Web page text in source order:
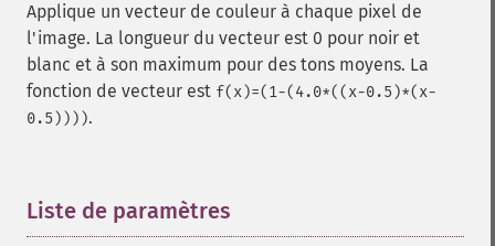
Applique un vecteur de couleur à chaque pixel de
l'image. La longueur du vecteur est 0 pour noir et
blanc et à son maximum pour des tons moyens. La
fonction de vecteur est f(x)=(1-(4.0*((x-0.5)*(x-
0.5)))).
Liste de paramètres
getImageCompressionQuality
getImageDelay
getImageDepth
getImageDispose
getImageDistortion
getImageGamma
getImageGeometry